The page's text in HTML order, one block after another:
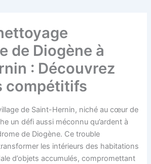
de Diogène à
: Découvrez
compétitifs
de Saint-Hernin, niché au cœur de
un défi aussi méconnu qu’ardent à
de Diogène. Ce trouble
les intérieurs des habitations
d’objets accumulés, compromettant